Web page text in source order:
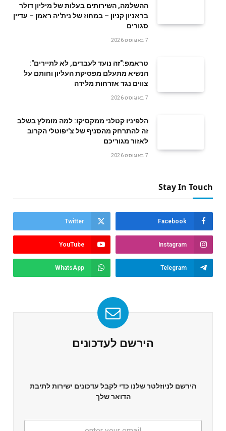
ההשלמה, השירותים בעלות של מיליון דולר
בראניון קניון – במחוז של נית'יה ראמן – עדיין
סגורים
7 באוגוסט 2026
טראמפ:"זה נועד לעבדים, לא לתיירים":
הנשיא מתעלם מפסיקת העליון וחותם על
צווים נגד אזרחות מלידה
7 באוגוסט 2026
הלפיניו קטלני ממקסיקו: למה מומלץ בשלב
זה להתרחק מהסניף של צ'יפוטלי הקרוב
לאזור מגוריכם
7 באוגוסט 2026
Stay In Touch
Facebook
Twitter
Instagram
YouTube
Telegram
WhatsApp
הירשם לעדכונים
הירשם לניוזלטר שלנו כדי לקבל עדכונים ישירות לתיבת
הדואר שלך